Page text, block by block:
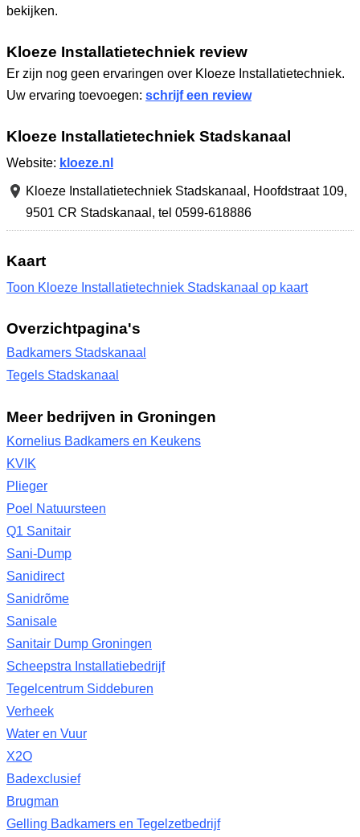
bekijken.
Kloeze Installatietechniek review
Er zijn nog geen ervaringen over Kloeze Installatietechniek.
Uw ervaring toevoegen: schrijf een review
Kloeze Installatietechniek Stadskanaal
Website: kloeze.nl
Kloeze Installatietechniek Stadskanaal, Hoofdstraat 109,
9501 CR Stadskanaal , tel 0599-618886
Kaart
Toon Kloeze Installatietechniek Stadskanaal op kaart
Overzichtpagina's
Badkamers Stadskanaal
Tegels Stadskanaal
Meer bedrijven in Groningen
Kornelius Badkamers en Keukens
KVIK
Plieger
Poel Natuursteen
Q1 Sanitair
Sani-Dump
Sanidirect
Sanidrõme
Sanisale
Sanitair Dump Groningen
Scheepstra Installatiebedrijf
Tegelcentrum Siddeburen
Verheek
Water en Vuur
X2O
Badexclusief
Brugman
Gelling Badkamers en Tegelzetbedrijf